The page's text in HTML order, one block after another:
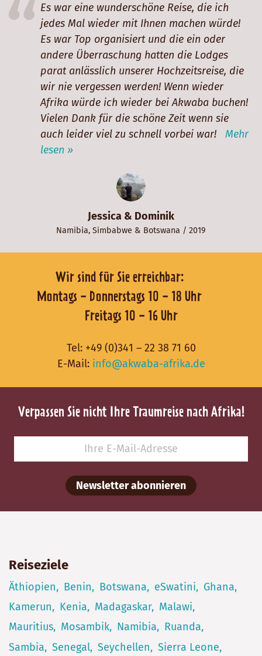
Jessica & Dominik
Namibia, Simbabwe & Botswana / 2019
Es war eine wunderschöne Reise, die ich
jedes Mal wieder mit Ihnen machen würde!
Es war Top organisiert und die ein oder
andere Überraschung hatten die Lodges
parat anlässlich unserer Hochzeitsreise, die
wir nie vergessen werden! Wenn wieder
Afrika würde ich wieder bei Akwaba buchen!
Vielen Dank für die schöne Zeit wenn sie
auch leider viel zu schnell vorbei war! Mehr
lesen »
Wir sind für Sie erreichbar:
Montags - Donnerstags 10 - 18 Uhr
Freitags 10 - 16 Uhr
Tel: +49 (0)341 – 22 38 71 60
E-Mail: info@akwaba-afrika.de
Verpassen Sie nicht Ihre Traumreise nach Afrika!
Newsletter abonnieren
Reiseziele
Äthiopien Benin Botswana eSwatini
Ghana
Kamerun
Kenia Madagaskar
Malawi
Mauritius
Mosambik Namibia
Ruanda
Sambia
Senegal Seychellen
Sierra Leone